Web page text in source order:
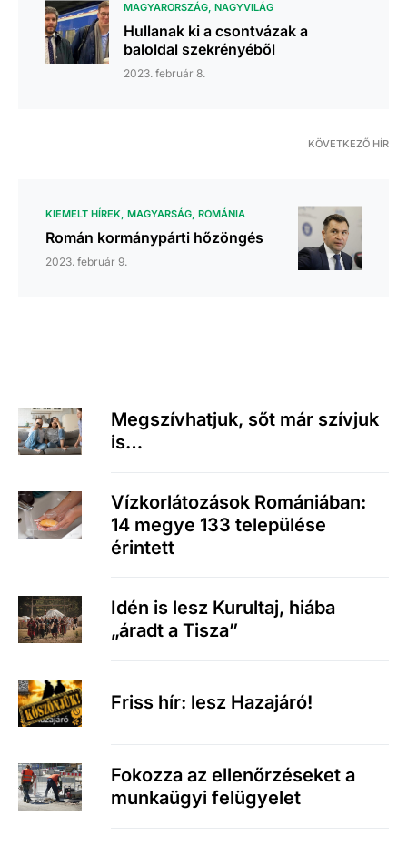
MAGYARORSZÁG NAGYVILÁG
Hullanak ki a csontvázak a
baloldal szekrényéből
2023. február 8.
KÖVETKEZŐ HÍR
KIEMELT HÍREK MAGYARSÁG ROMÁNIA
Román kormánypárti hőzöngés
2023. február 9.
Megszívhatjuk, sőt már szívjuk
is…
Vízkorlátozások Romániában:
14 megye 133 települése
érintett
Idén is lesz Kurultaj, hiába
„áradt a Tisza”
Friss hír: lesz Hazajáró!
Fokozza az ellenőrzéseket a
munkaügyi felügyelet